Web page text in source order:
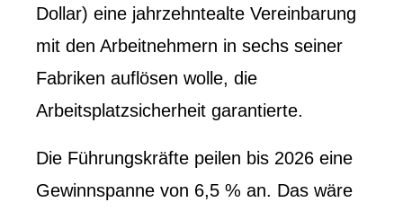
Dollar) eine jahrzehntealte Vereinbarung
mit den Arbeitnehmern in sechs seiner
Fabriken auflösen wolle, die
Arbeitsplatzsicherheit garantierte.
Die Führungskräfte peilen bis 2026 eine
Gewinnspanne von 6,5 % an. Das wäre